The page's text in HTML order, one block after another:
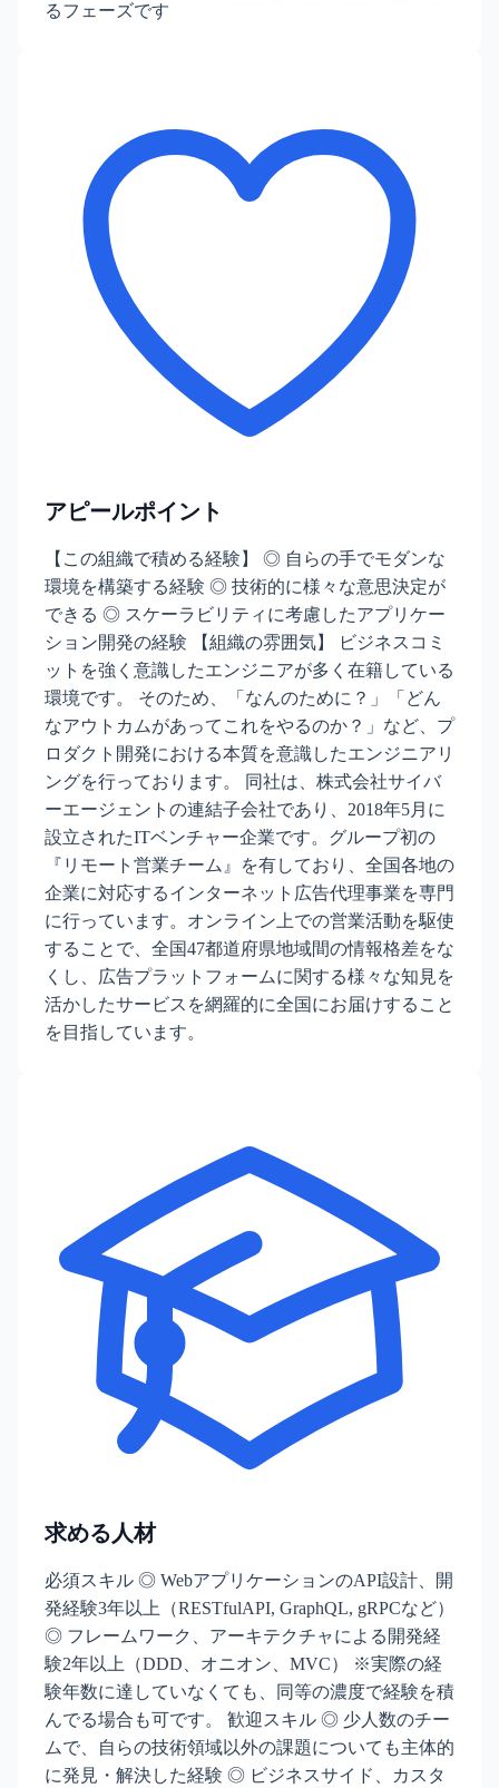
るフェーズです
アピールポイント
【この組織で積める経験】 ◎ 自らの手でモダンな
環境を構築する経験 ◎ 技術的に様々な意思決定が
できる ◎ スケーラビリティに考慮したアプリケー
ション開発の経験 【組織の雰囲気】 ビジネスコミ
ットを強く意識したエンジニアが多く在籍している
環境です。 そのため、「なんのために？」「どん
なアウトカムがあってこれをやるのか？」など、プ
ロダクト開発における本質を意識したエンジニアリ
ングを行っております。 同社は、株式会社サイバ
ーエージェントの連結子会社であり、2018年5月に
設立されたITベンチャー企業です。グループ初の
『リモート営業チーム』を有しており、全国各地の
企業に対応するインターネット広告代理事業を専門
に行っています。オンライン上での営業活動を駆使
することで、全国47都道府県地域間の情報格差をな
くし、広告プラットフォームに関する様々な知見を
活かしたサービスを網羅的に全国にお届けすること
を目指しています。
求める人材
必須スキル ◎ WebアプリケーションのAPI設計、開
発経験3年以上（RESTfulAPI, GraphQL, gRPCなど）
◎ フレームワーク、アーキテクチャによる開発経
験2年以上（DDD、オニオン、MVC） ※実際の経
験年数に達していなくても、同等の濃度で経験を積
んでる場合も可です。 歓迎スキル ◎ 少人数のチー
ムで、自らの技術領域以外の課題についても主体的
に発見・解決した経験 ◎ ビジネスサイド、カスタ